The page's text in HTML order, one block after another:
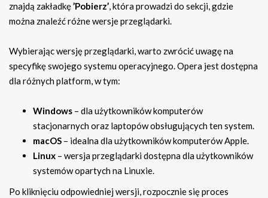
znajdą zakładkę’Pobierz’, która prowadzi do sekcji, gdzie
można znaleźć różne wersje przeglądarki.
Wybierając wersję przeglądarki, warto zwrócić uwagę na
specyfikę swojego systemu operacyjnego. Opera jest dostępna
dla różnych platform, w tym:
Windows – dla użytkowników komputerów
stacjonarnych oraz laptopów obsługujących ten system.
macOS – idealna dla użytkowników komputerów Apple.
Linux – wersja przeglądarki dostępna dla użytkowników
systemów opartych na Linuxie.
Po kliknięciu odpowiedniej wersji, rozpocznie się proces